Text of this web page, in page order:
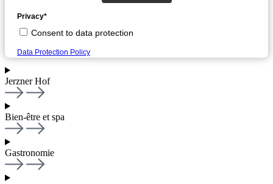
Privacy*
Consent to data protection
Data Protection Policy
Jerzner Hof
Bien-être et spa
Gastronomie